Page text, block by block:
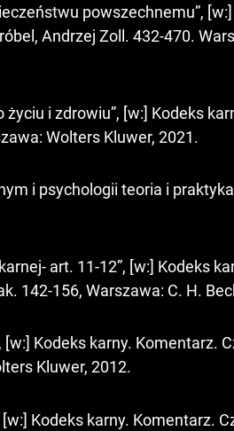
powszechnemu”,
Andrzej Zoll. 432-470.
i zdrowiu”, [w:] Kodeks
Wolters Kluwer, 2021.
i psychologii teoria i praktyka
art. 11-12”, [w:] Kodeks
142-156, Warszawa: C. H.
Kodeks karny. Komentarz.
Kluwer, 2012.
Kodeks karny. Komentarz.